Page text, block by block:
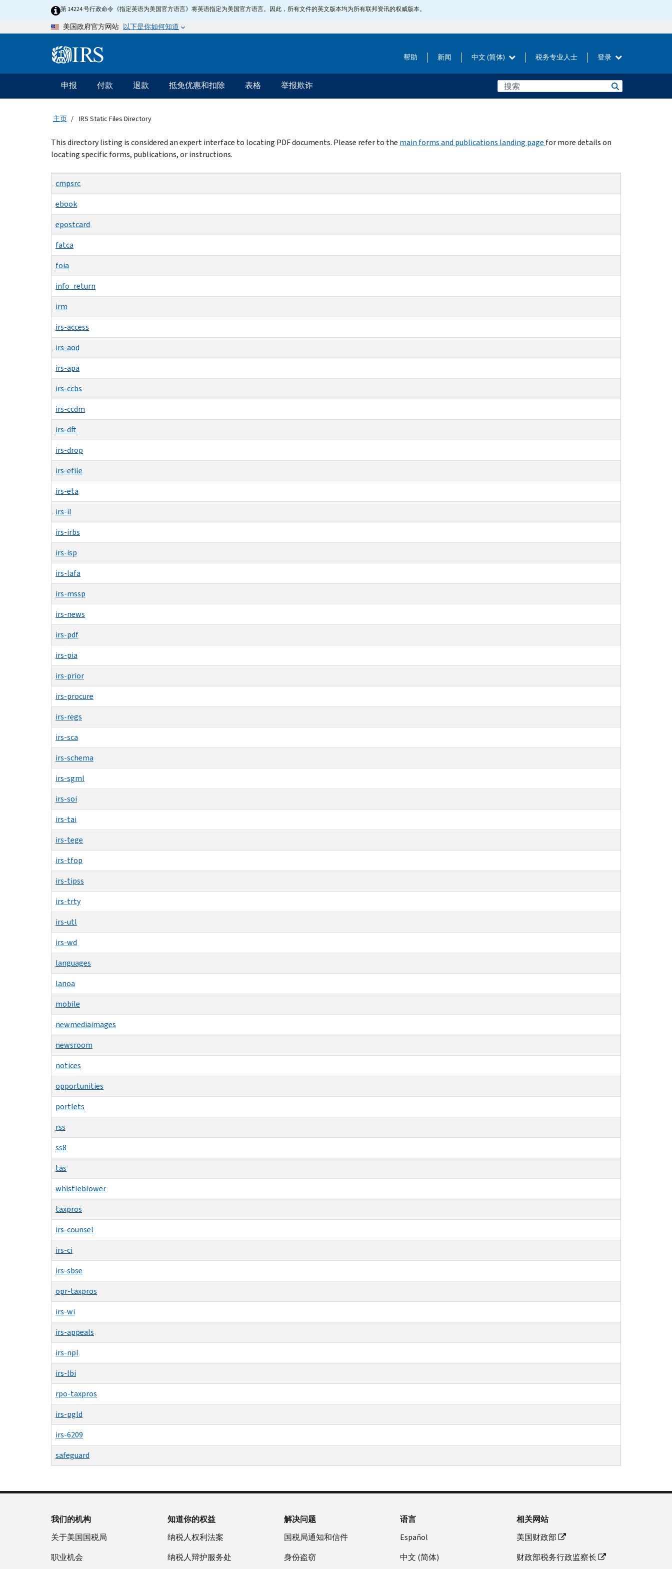
第 14224 号行政命令《指定英语为美国官方语言》将英语指定为美国官方语言。因此，所有文件的英文版本均为所有联邦资讯的权威版本。
美国政府官方网站 以下是你如何知道
Information 帮助 新闻 中文 (简体) 税务专业人士 登录
主
要
导
申报 付款 退款 抵免优惠和扣除 表格 举报欺诈
主页 IRS Static Files Directory
Beginning
of
This directory listing is considered an expert interface to locating PDF documents. Please refer to the main forms and publications landing page for more details on
locating specific forms, publications, or instructions.
cmpsrc
ebook
epostcard
fatca
foia
info_return
irm
irs-access
irs-aod
irs-apa
irs-ccbs
irs-ccdm
irs-dft
irs-drop
irs-efile
irs-eta
irs-il
irs-irbs
irs-isp
irs-lafa
irs-mssp
irs-news
irs-pdf
irs-pia
irs-prior
irs-procure
irs-regs
irs-sca
irs-schema
irs-sgml
irs-soi
irs-tai
irs-tege
irs-tfop
irs-tipss
irs-trty
irs-utl
irs-wd
languages
lanoa
mobile
newmediaimages
newsroom
notices
opportunities
portlets
rss
ss8
tas
whistleblower
taxpros
irs-counsel
irs-ci
irs-sbse
opr-taxpros
irs-wi
irs-appeals
irs-npl
irs-lbi
rpo-taxpros
irs-pgld
irs-6209
safeguard
我们的机构
关于美国国税局
职业机会
知道你的权益
纳税人权利法案
纳税人辩护服务处
解决问题
国税局通知和信件
身份盗窃
语言
Español
中文 (简体)
相关网站
美国财政部
财政部税务行政监察长